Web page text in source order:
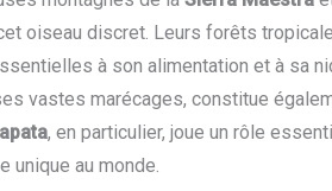
oiseau discret. Leurs forêts
à son alimentation et à sa
vastes marécages, constitue
, en particulier, joue un rôle
unique au monde.